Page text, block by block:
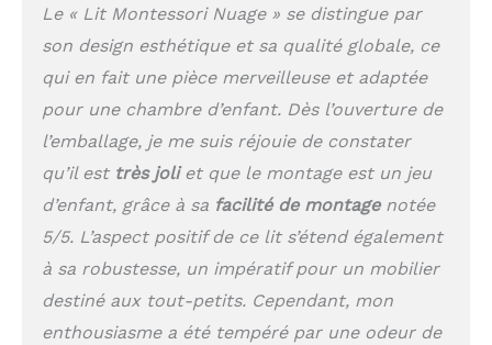
fabriqué en Espagne par
Le « Lit Montessori Nuage » se distingue par
son design esthétique et sa qualité globale, ce
qui en fait une pièce merveilleuse et adaptée
pour une chambre d’enfant. Dès l’ouverture de
l’emballage, je me suis réjouie de constater
qu’il est très joliet que le montage est un jeu
d’enfant, grâce à sa facilité de montagenotée
5/5. L’aspect positif de ce lit s’étend également
à sa robustesse, un impératif pour un mobilier
destiné aux tout-petits. Cependant, mon
enthousiasme a été tempéré par une odeur de